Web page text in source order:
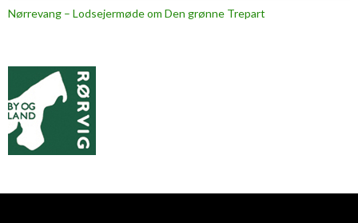
Nørrevang – Lodsejermøde om Den grønne Trepart